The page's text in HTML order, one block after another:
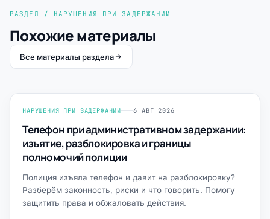
РАЗДЕЛ / НАРУШЕНИЯ ПРИ ЗАДЕРЖАНИИ
Похожие материалы
Все материалы раздела
НАРУШЕНИЯ ПРИ ЗАДЕРЖАНИИ 6 АВГ 2026
Телефон при административном задержании:
изъятие, разблокировка и границы
полномочий полиции
Полиция изъяла телефон и давит на разблокировку?
Разберём законность, риски и что говорить. Помогу
защитить права и обжаловать действия.